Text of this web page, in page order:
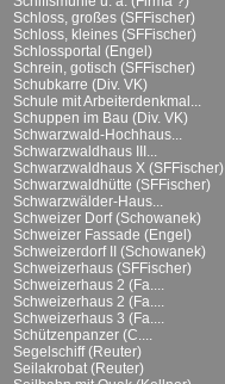
Schloss, großes (SFFischer)
Schloss, kleines (SFFischer)
Schlossportal (Engel)
Schrein, gotisch (SFFischer)
Schubkarre (Div. VK)
Schule mit Arbeiterdenkmal...
Schuppen im Bau (Div. VK)
Schwarzwald-Hochhaus...
Schwarzwaldhaus III...
Schwarzwaldhaus X (SFFischer)
Schwarzwaldhütte (SFFischer)
Schwarzwälder-Haus...
Schweizer Dorf (Schowanek)
Schweizer Fassade (Engel)
Schweizerdorf II (Schowanek)
Schweizerhaus (SFFischer)
Schweizerhaus 2 (Fa....
Schweizerhaus 2 (Fa....
Schweizerhaus 3 (Fa....
Schützenpanzer (C....
Segelschiff (Reuter)
Seilakrobat (Reuter)